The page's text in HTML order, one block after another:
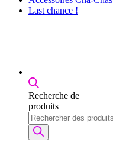
Last chance !
Recherche de
produits